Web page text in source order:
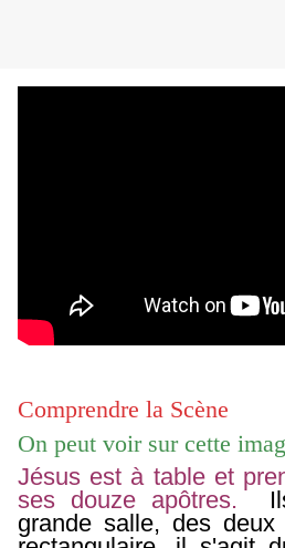
Comprendre la Scène
On peut voir sur cette
Jésus est à table et
ses douze apôtres. Ils
grande salle, des